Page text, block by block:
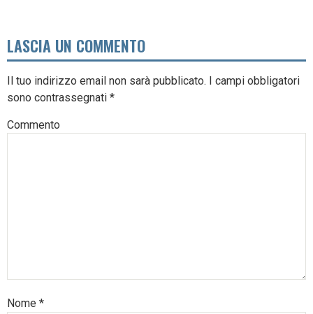
LASCIA UN COMMENTO
Il tuo indirizzo email non sarà pubblicato. I campi obbligatori
sono contrassegnati *
Commento
Nome *